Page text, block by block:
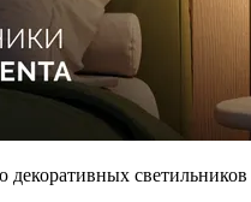
декоративных светильников